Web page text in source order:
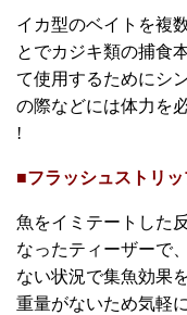
イカ型のベイトを複
とでカジキ類の捕食
て使用するためにシ
の際などには体力を
!
■フラッシュストリッ
魚をイミテートした
なったティーザーで
ない状況で集魚効果
重量がないため気軽